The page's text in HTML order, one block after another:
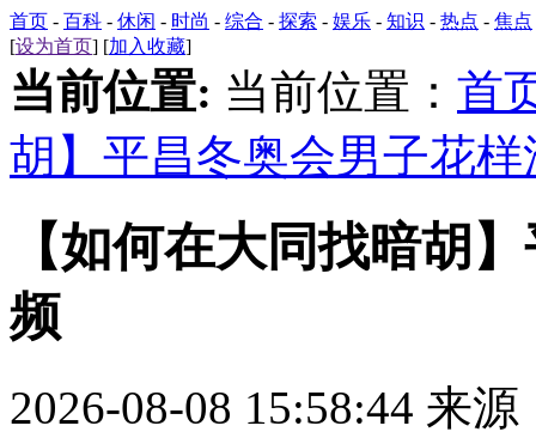
首页 - 百科 - 休闲 - 时尚 - 综合 - 探索 - 娱乐 - 知识 - 热点 - 焦点
[设为首页] [加入收藏]
当前位置: 当前位置： 首
胡】平昌冬奥会男子花
【如何在大同找暗胡
频
2026-08-08 15:58:44 来源